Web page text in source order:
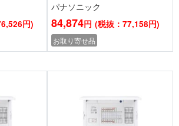
円)
パナソニック
84,874円 (税抜：77,158円)
お取り寄せ品